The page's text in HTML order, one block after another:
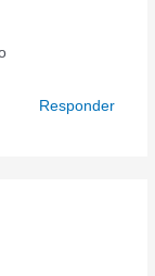
Responder